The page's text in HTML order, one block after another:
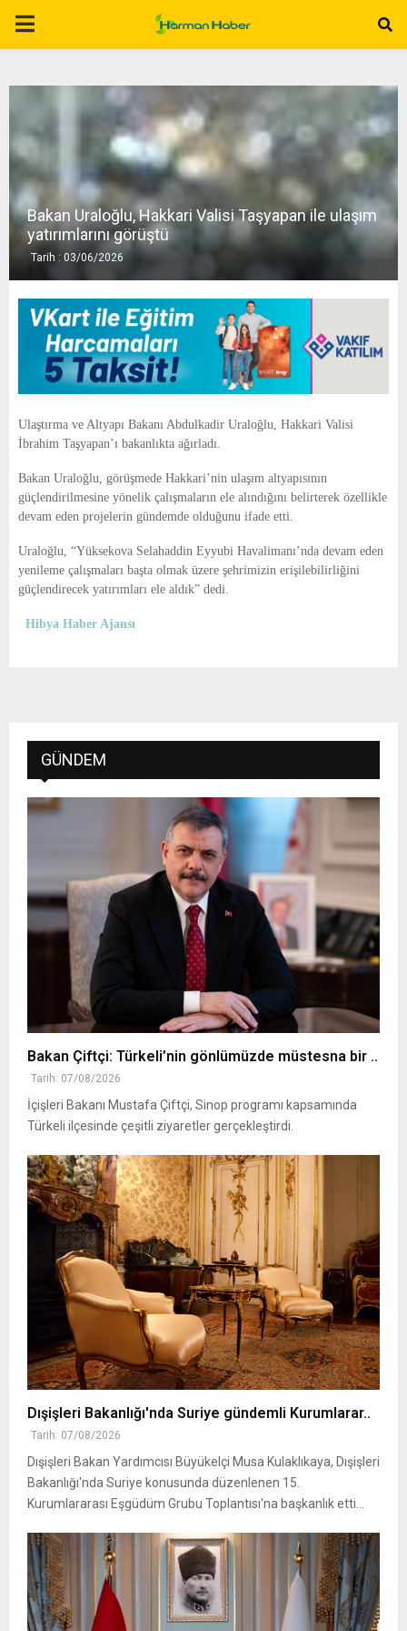
P
M
A
E
U
Bakan Uraloğlu, Hakkari Valisi Taşyapan ile ulaşım
yatırımlarını görüştü
Tarih : 03/06/2026
Ulaştırma ve Altyapı Bakanı Abdulkadir Uraloğlu, Hakkari Valisi
İbrahim Taşyapan’ı bakanlıkta ağırladı.
Bakan Uraloğlu, görüşmede Hakkari’nin ulaşım altyapısının
güçlendirilmesine yönelik çalışmaların ele alındığını belirterek özellikle
devam eden projelerin gündemde olduğunu ifade etti.
Uraloğlu, “Yüksekova Selahaddin Eyyubi Havalimanı’nda devam eden
yenileme çalışmaları başta olmak üzere şehrimizin erişilebilirliğini
güçlendirecek yatırımları ele aldık” dedi.
Hibya Haber Ajansı
GÜNDEM
Bakan Çiftçi: Türkeli’nin gönlümüzde müstesna bir ..
Tarih: 07/08/2026
İçişleri Bakanı Mustafa Çiftçi, Sinop programı kapsamında
Türkeli ilçesinde çeşitli ziyaretler gerçekleştirdi.
Dışişleri Bakanlığı'nda Suriye gündemli Kurumlarar..
Tarih: 07/08/2026
Dışişleri Bakan Yardımcısı Büyükelçi Musa Kulaklıkaya, Dışişleri
Bakanlığı'nda Suriye konusunda düzenlenen 15.
Kurumlararası Eşgüdüm Grubu Toplantısı'na başkanlık etti...